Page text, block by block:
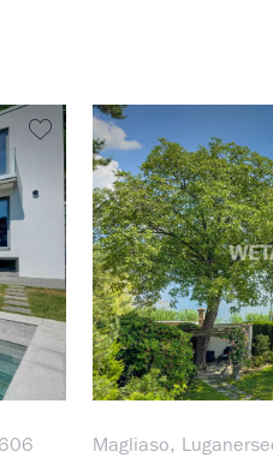
kein Favorit
Magliaso,